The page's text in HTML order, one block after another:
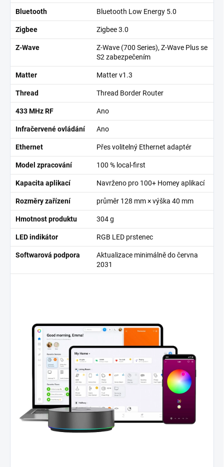
Bluetooth Bluetooth Low Energy 5.0
Zigbee Zigbee 3.0
Z-Wave
Z-Wave (700 Series), Z-Wave Plus se
S2 zabezpečením
Matter Matter v1.3
Thread Thread Border Router
433 MHz RF Ano
Infračervené ovládání Ano
Ethernet Přes volitelný Ethernet adaptér
Model zpracování 100 % local-first
Kapacita aplikací Navrženo pro 100+ Homey aplikací
Rozměry zařízení průměr 128 mm × výška 40 mm
Hmotnost produktu 304 g
LED indikátor RGB LED prstenec
Softwarová podpora
Aktualizace minimálně do června
2031